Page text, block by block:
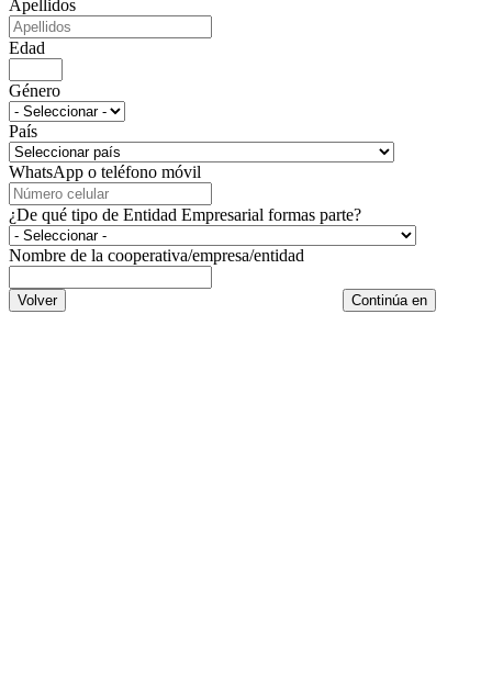
Apellidos
Edad
Género
País
WhatsApp o teléfono móvil
¿De qué tipo de Entidad Empresarial formas parte?
Nombre de la cooperativa/empresa/entidad
Volver Continúa en